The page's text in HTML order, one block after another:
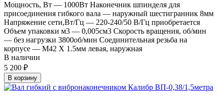
Мощность, Вт — 1000Вт Наконечник шпинделя для
присоединения гибкого вала — наружный шестигранник 8мм
Напряжение сети,Вт/Гц — 220-240/50 В/Гц приобретается
Объем упаковки м3 — 0,005см3 Скорость вращения, об/мин
— без нагрузки 3800об/мин Соединительная резьба на
корпусе — М42 Х 1.5мм левая, наружная
В наличии
5 200 ₽
В корзину